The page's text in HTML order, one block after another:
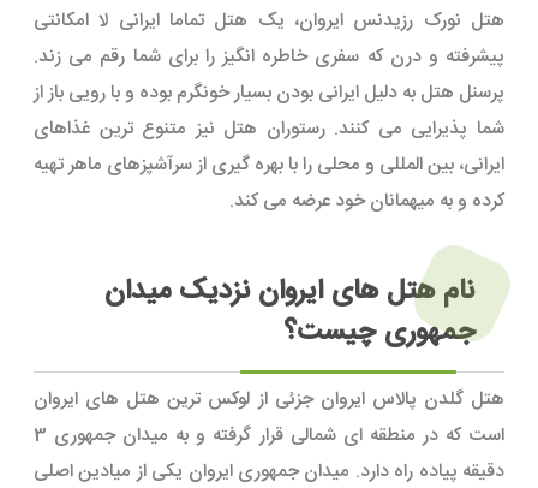
هتل نورک رزیدنس ایروان، یک هتل تماما ایرانی لا امکانتی
پیشرفته و درن که سفری خاطره انگیز را برای شما رقم می زند.
پرسنل هتل به دلیل ایرانی بودن بسیار خونگرم بوده و با رویی باز از
شما پذیرایی می کنند. رستوران هتل نیز متنوع ترین غذاهای
ایرانی، بین المللی و محلی را با بهره گیری از سرآشپزهای ماهر تهیه
کرده و به میهمانان خود عرضه می کند.
نام هتل های ایروان نزدیک میدان
جمهوری چیست؟
هتل گلدن پالاس ایروان جزئی از لوکس ترین هتل های ایروان
است که در منطقه ای شمالی قرار گرفته و به میدان جمهوری 3
دقیقه پیاده راه دارد. میدان جمهوری ایروان یکی از میادین اصلی